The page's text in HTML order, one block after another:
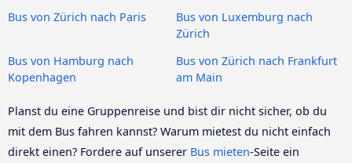
Bus von Zürich nach Paris
Bus von Luxemburg nach
Zürich
Bus von Hamburg nach
Kopenhagen
Bus von Zürich nach Frankfurt
am Main
Planst du eine Gruppenreise und bist dir nicht sicher, ob du
mit dem Bus fahren kannst? Warum mietest du nicht einfach
direkt einen? Fordere auf unserer Bus mieten-Seite ein